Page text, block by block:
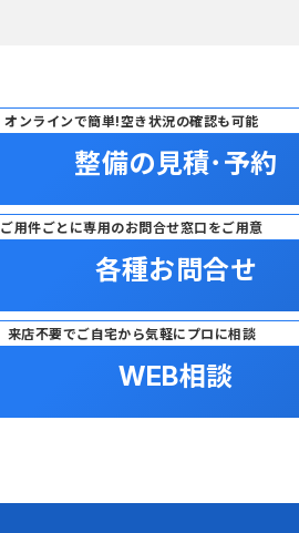
オンラインで簡単!空き状況の確認も可能
整備の見積･予約
ご用件ごとに専用のお問合せ窓口をご用意
各種お問合せ
来店不要でご自宅から気軽にプロに相談
WEB相談